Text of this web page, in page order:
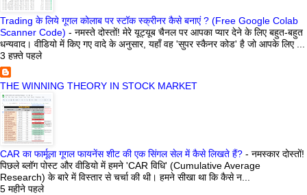
Trading के लिये गूगल कोलाब पर स्टॉक स्क्रीनर कैसे बनाएं ? (Free Google Colab
Scanner Code) - नमस्ते दोस्तों! मेरे यूट्यूब चैनल पर आपका प्यार देने के लिए बहुत-बहुत
धन्यवाद। वीडियो में किए गए वादे के अनुसार, यहाँ वह 'सुपर स्कैनर कोड' है जो आपके लिए ...
3 हफ़्ते पहले
THE WINNING THEORY IN STOCK MARKET
CAR का फार्मूला गूगल फायनेंस शीट की एक सिंगल सेल में कैसे लिखते हैं? - नमस्कार दोस्तों!
पिछले ब्लॉग पोस्ट और वीडियो में हमने 'CAR विधि' (Cumulative Average
Research) के बारे में विस्तार से चर्चा की थी। हमने सीखा था कि कैसे न...
5 महीने पहले